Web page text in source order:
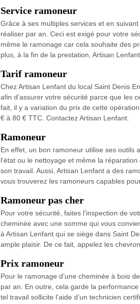
Service ramoneur
Grâce à ses multiples services et en
réaliser par an. Ceci est exigé pour votre
même le ramonage car cela souhaite des
plus, à la fin de la prestation, Artisan
Tarif ramoneur
Chez Artisan Lenfant du local Saint Denis
afin d’assurer votre sécurité parce que les
fait, il y a variation du prix de cette
€ à 80 € TTC. Contactez Artisan Lenfant.
Ramoneur
En effet, un bon ramoneur utilise ses outils
l’état ou le nettoyage et même la
son travail. Aussi, Artisan Lenfant a des
vous trouverez les ramoneurs capables
Ramoneur pas cher
Pour votre sécurité, faites l’inspection de
cheminée avec une somme qui vous
à Artisan Lenfant qui se siège dans Saint
ample plaisir. De ce fait, appelez les
Prix ramoneur
Pour le ramonage d’une cheminée à bois
par an. En outre, cela garde la
tel travail sollicite l’aide d’un technicien